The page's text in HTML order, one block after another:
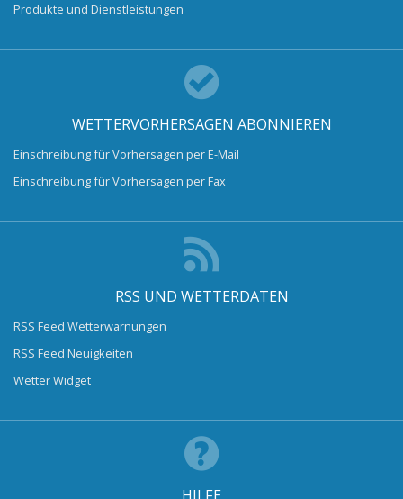
Produkte und Dienstleistungen
WETTERVORHERSAGEN ABONNIEREN
Einschreibung für Vorhersagen per E-Mail
Einschreibung für Vorhersagen per Fax
RSS UND WETTERDATEN
RSS Feed Wetterwarnungen
RSS Feed Neuigkeiten
Wetter Widget